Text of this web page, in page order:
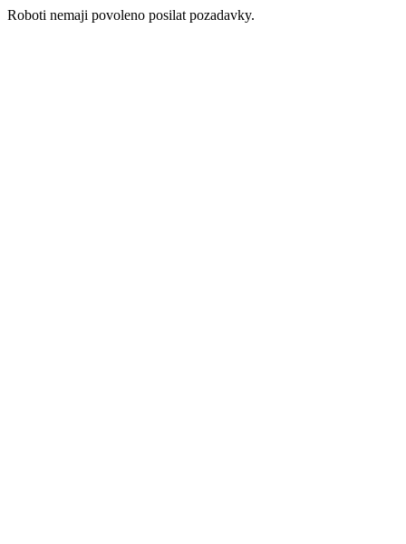
Roboti nemaji povoleno posilat pozadavky.